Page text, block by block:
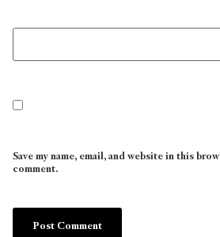
Save my name, email, and website in this
comment.